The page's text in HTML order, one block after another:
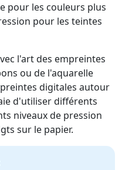
pour les couleurs plus
pour les teintes
l'art des empreintes
ou de l'aquarelle
digitales autour
d'utiliser différents
niveaux de pression
sur le papier.